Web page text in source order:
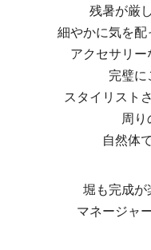
残暑が厳
細やかに気を
アクセサリ
完璧に
スタイリスト
周
自然体
堀も完成
マネージャ